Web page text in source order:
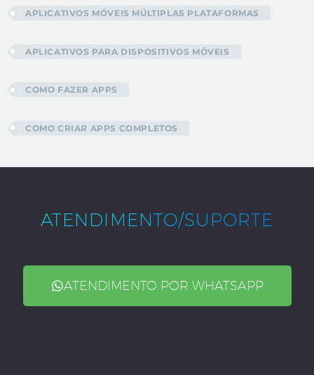
APLICATIVOS MÓVEIS MÚLTIPLAS PLATAFORMAS
APLICATIVOS PARA DISPOSITIVOS MÓVEIS
COMO FAZER APPS
COMO CRIAR APPS COMPLETOS
ATENDIMENTO/SUPORTE
ATENDIMENTO POR WHATSAPP